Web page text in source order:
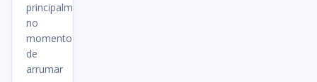
principalmente
no
momento
de
arrumar